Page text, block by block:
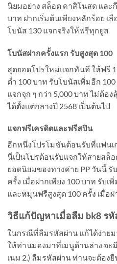
นิยมอย่าง สล็อต คาสิโนสด และ
บาท ฝากเริ่มต้นเพียงหลักร้อย เ
โบนัส 130 แจกจริงให้ฟรีทุกยูส
โบนัสฝากครั้งแรก รับสูงสุด 100
สุดยอดโปรใหม่แจกทันที ให้ฟรี
ต่ำ 100 บาท รับโบนัสเพิ่มอีก
แจกจุก ๆ กว่า 5,000 บาท ไม่ต้อ
ได้ตั้งแต่กลางปี 2568 เป็นต้นไป
แจกฟรีเครดิตและฟรีสปิน
อีกหนึ่งโปรโมชันต้อนรับที่แฟนเ
นี่เป็นโปรต้อนรับแจกให้สายสล็อ
ยอดนิยมของทางค่าย PP วันนี้
ครั้ง เมื่อฝากเพียง 100 บาท รับเ
และหมุนฟรีสูงสุด 100 ครั้ง เมื่อฝ
วิธีแก้ปัญหาเมื่อลืม bk8 รหั
ในกรณีที่ลืมรหัสผ่าน แก้ได้ง่ายม
ให้ท่านมองมาที่เมนูด้านล่าง จะ
เนม 2.) ลืมรหัสผ่าน ท่านจะต้อง